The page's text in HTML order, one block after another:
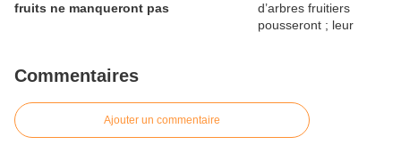
fruits ne manqueront pas
Commentaires
Ajouter un commentaire